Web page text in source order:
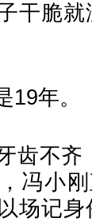
干脆
19年。
齿不
冯小
场记